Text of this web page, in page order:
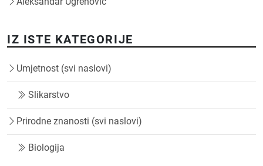
IZ ISTE KATEGORIJE
Umjetnost (svi naslovi)
Slikarstvo
Prirodne znanosti (svi naslovi)
Biologija